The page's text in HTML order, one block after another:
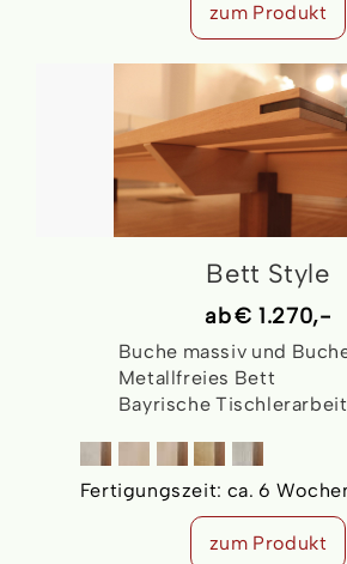
zum Produkt
Bett Style
ab€ 1.270,-
Buche massiv und
Metallfreies Bett
Bayrische Tischlerarbeit
Fertigungszeit: ca. 6
zum Produkt